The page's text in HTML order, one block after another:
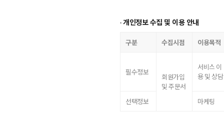
· 개인정보 수집 및 이용 안내
구분 수집시점 이용목적
필수정보
회원가입
및 주문서
서비스 이
용 및 상담
선택정보 마케팅